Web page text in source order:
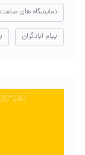
نمایشگاه های
پیام آبادگران